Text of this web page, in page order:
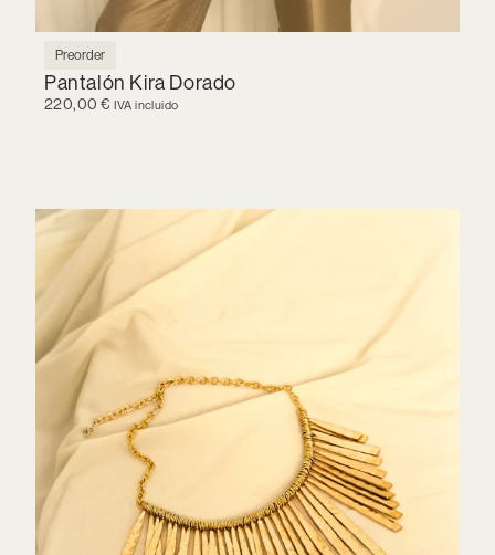
Preorder
Pantalón Kira Dorado
220,00 € IVA incluido